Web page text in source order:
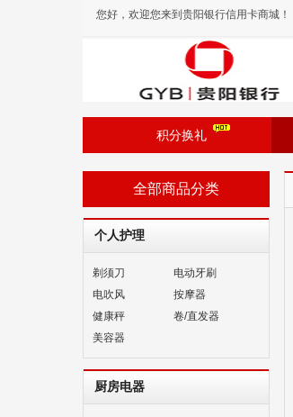
您好，欢迎您来到贵阳银行信用卡商城！
积分换礼
全部商品分类
个人护理
剃须刀
电动牙刷
电吹风
按摩器
健康秤
卷/直发器
美容器
厨房电器